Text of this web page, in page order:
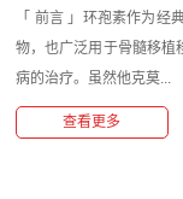
「 前言 」环孢素作为经
物，也广泛用于骨髓移植
病的治疗。虽然他克莫...
查看更多